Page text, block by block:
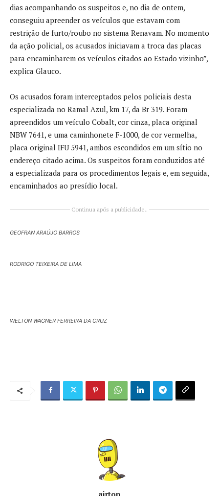
dias acompanhando os suspeitos e, no dia de ontem,
conseguiu apreender os veículos que estavam com
restrição de furto/roubo no sistema Renavam. No momento
da ação policial, os acusados iniciavam a troca das placas
para encaminharem os veículos citados ao Estado vizinho”,
explica Glauco.
Os acusados foram interceptados pelos policiais desta
especializada no Ramal Azul, km 17, da Br 319. Foram
apreendidos um veículo Cobalt, cor cinza, placa original
NBW 7641, e uma caminhonete F-1000, de cor vermelha,
placa original IFU 5941, ambos escondidos em um sítio no
endereço citado acima. Os suspeitos foram conduzidos até
a especializada para os procedimentos legais e, em seguida,
encaminhados ao presídio local.
Continua após a publicidade..
GEOFRAN ARAÚJO BARROS
RODRIGO TEIXEIRA DE LIMA
WELTON WAGNER FERREIRA DA CRUZ
airton